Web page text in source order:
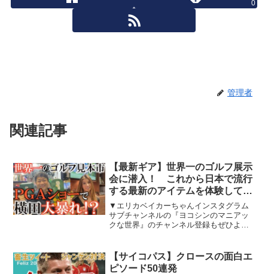
0
管理者
関連記事
【最新ギア】世界一のゴルフ展示
会に潜入！ これから日本で流行
する最新のアイテムを体験してき
た！ ＃横田真一 ＃ギア ＃ゴ
ルフクラブ
▼エリカベイカーちゃんインスタグラム
サブチャンネルの『ヨコシンのマニアッ
クな世界』のチャンネル登録もぜひよろ
ないようなさらにマニアックなことやゆ
るーいトークを中心に毎夜...
【サイコパス】クロースの面白エ
ピソード50連発